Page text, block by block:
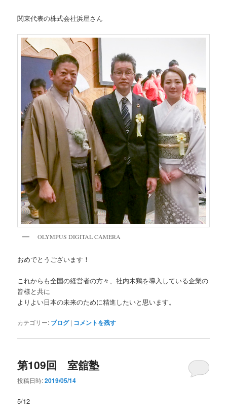
関東代表の株式会社浜屋さん
OLYMPUS DIGITAL CAMERA
おめでとうございます！
これからも全国の経営者の方々、社内木鶏を導入している企業の
皆様と共に
よりよい日本の未来のために精進したいと思います。
カテゴリー: ブログ | コメントを残す
第109回 室舘塾
投稿日時:2019/05/14
5/12